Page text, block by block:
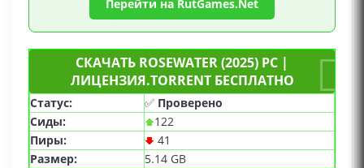
Перейти на RutGames.Net
СКАЧАТЬ ROSEWATER (2025) PC |
ЛИЦЕНЗИЯ.TORRENT БЕСПЛАТНО
Статус: ✅ Проверено
Сиды:
122
Пиры:
41
Размер:
5.14 GB